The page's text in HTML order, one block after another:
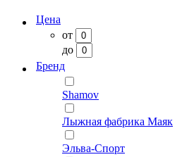
Цена
от
до
Бренд
Shamov
Лыжная фабрика Маяк
Эльва-Спорт